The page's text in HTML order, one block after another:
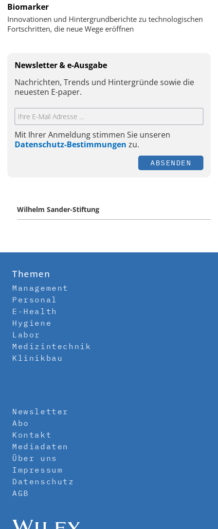
Biomarker
Innovationen und Hintergrundberichte zu technologischen
Fortschritten, die neue Wege eröffnen
Newsletter & e-Ausgabe
Nachrichten, Trends und Hintergründe sowie die
neuesten E-paper.
Mit Ihrer Anmeldung stimmen Sie unseren
Datenschutz-Bestimmungen zu.
ABSENDEN
Wilhelm Sander-Stiftung
Themen
Management
Personal
E-Health
Hygiene
Labor
Medizintechnik
Klinikbau
Newsletter
Abo
Kontakt
Mediadaten
Über uns
Impressum
Datenschutz
AGB